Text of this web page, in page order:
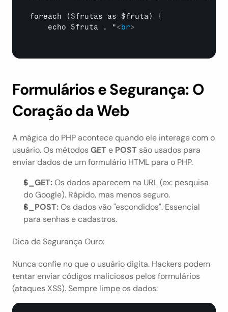
foreach ($frutas as $fruta)
{
echo $fruta . "<br>
Formulários e Segurança: O
Coração da Web
A mágica do PHP acontece quando ele interage com o
usuário. Os métodos GET e POST são usados para
enviar dados de um formulário HTML para o PHP.
$_GET: Os dados aparecem na URL (ex: pesquisa
do Google). Rápido, mas menos seguro.
$_POST: Os dados vão "escondidos". Essencial
para senhas e cadastros.
Dica de Segurança Ouro:
Nunca confie no que o usuário digita. Hackers podem
tentar enviar códigos maliciosos pelos formulários
(ataques XSS). Sempre limpe os dados: